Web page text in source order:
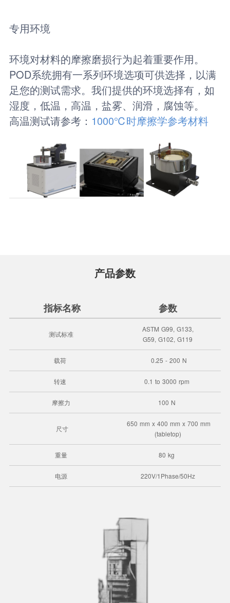
专用环境
环境对材料的摩擦磨损行为起着重要作用。
POD系统拥有一系列环境选项可供选择，以满
足您的测试需求。我们提供的环境选择有，如
湿度，低温，高温，盐雾、润滑，腐蚀等。
高温测试请参考： 1000℃时摩擦学参考材料
产品参数
指标名称 参数
测试标准
ASTM G99, G133,
G59, G102, G119
载荷 0.25 - 200 N
转速 0.1 to 3000 rpm
摩擦力 100 N
尺寸
650 mm x 400 mm x 700 mm
(tabletop)
重量 80 kg
电源 220V/1Phase/50Hz